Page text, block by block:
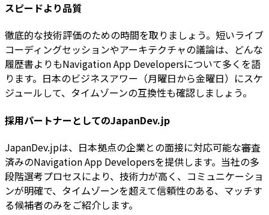
スピードより品質
徹底的な技術評価のための時間を取りましょう。短いライブ
コーディングセッションやアーキテクチャの議論は、どんな
履歴書よりもNavigation App Developersについて多くを語
ります。日本のビジネスアワー（月曜日から金曜日）にスケ
ジュールして、タイムゾーンの互換性も確認しましょう。
採用パートナーとしてのJapanDev.jp
JapanDev.jpは、日本拠点の企業との面接に対応可能な審査
済みのNavigation App Developersを提供します。当社の多
段階選考プロセスにより、技術力が高く、コミュニケーショ
ンが明確で、タイムゾーンを超えて信頼性のある、マッチす
る候補者のみをご紹介します。